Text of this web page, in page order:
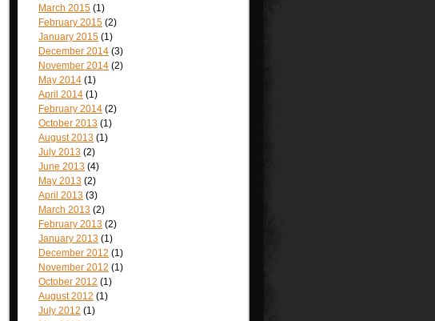
March 2015 (1)
February 2015 (2)
January 2015 (1)
December 2014 (3)
November 2014 (2)
May 2014 (1)
April 2014 (1)
February 2014 (2)
October 2013 (1)
August 2013 (1)
July 2013 (2)
June 2013 (4)
May 2013 (2)
April 2013 (3)
March 2013 (2)
February 2013 (2)
January 2013 (1)
December 2012 (1)
November 2012 (1)
October 2012 (1)
August 2012 (1)
July 2012 (1)